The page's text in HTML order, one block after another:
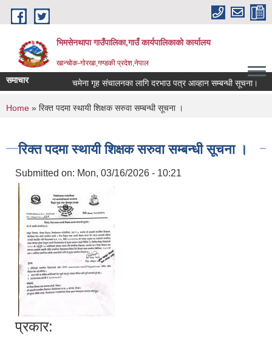
Skip to main content
भिमसेनथापा गाउँपालिका,गाउँ कार्यपालिकाकाे कार्यालय
खान्चोक-गाेरखा,गण्डकी प्रदेश,नेपाल
समाचार चमेना गृह संचालनका लागि दरभाउ पत्र आव्हान सम्बन्धी सूचना।
You are here
Home » रिक्त पदमा स्थायी शिक्षक सरुवा सम्बन्धी सूचना ।
रिक्त पदमा स्थायी शिक्षक सरुवा सम्बन्धी सूचना ।
Submitted on: Mon, 03/16/2026 - 10:21
प्रकार: